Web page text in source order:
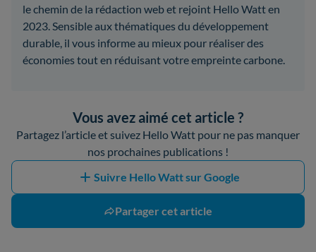
le chemin de la rédaction web et rejoint Hello Watt en
2023. Sensible aux thématiques du développement
durable, il vous informe au mieux pour réaliser des
économies tout en réduisant votre empreinte carbone.
Vous avez aimé cet article ?
Partagez l’article et suivez Hello Watt pour ne pas manquer
nos prochaines publications !
Suivre Hello Watt sur Google
Partager cet article